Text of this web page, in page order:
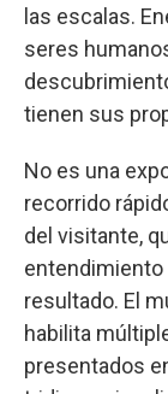
las escalas.
seres
tienen sus
No es una
recorrido
del visitante,
entendimiento
resultado. El
habilita
presentados